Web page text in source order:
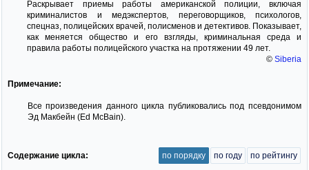
Раскрывает приемы работы американской полиции, включая
криминалистов и медэкспертов, переговорщиков, психологов,
спецназ, полицейских врачей, полисменов и детективов. Показывает,
как меняется общество и его взгляды, криминальная среда и
правила работы полицейского участка на протяжении 49 лет.
© Siberia
Примечание:
Все произведения данного цикла публиковались под псевдонимом
Эд Макбейн (Ed McBain).
Содержание цикла: по порядку по году по рейтингу